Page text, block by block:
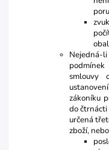
Nejedná-li
smlouvy
zákoníku
do čtrnácti
určená
zboží,